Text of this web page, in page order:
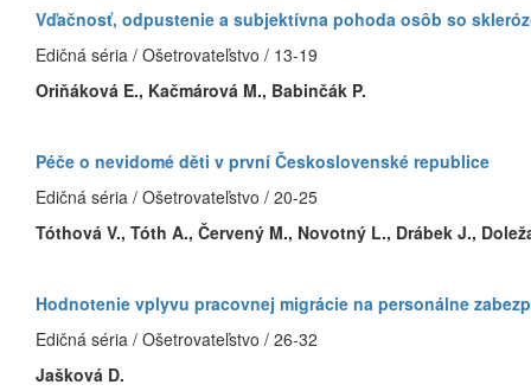
Vďačnosť, odpustenie a subjektívna pohoda osôb so
Edičná séria / Ošetrovateľstvo / 13-19
Oriňáková E., Kačmárová M., Babinčák P.
Péče o nevidomé děti v první Československé republice
Edičná séria / Ošetrovateľstvo / 20-25
Tóthová V., Tóth A., Červený M., Novotný L., Drábek J.,
Hodnotenie vplyvu pracovnej migrácie na personálne
Edičná séria / Ošetrovateľstvo / 26-32
Jašková D.